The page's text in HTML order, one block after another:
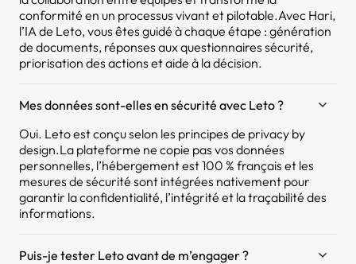
conformité en un processus vivant et pilotable.Avec Hari,
l’IA de Leto, vous êtes guidé à chaque étape : génération
de documents, réponses aux questionnaires sécurité,
priorisation des actions et aide à la décision.
Mes données sont-elles en sécurité avec Leto ?
Oui. Leto est conçu selon les principes de privacy by
design.La plateforme ne copie pas vos données
personnelles, l’hébergement est 100 % français et les
mesures de sécurité sont intégrées nativement pour
garantir la confidentialité, l’intégrité et la traçabilité des
informations.
Puis-je tester Leto avant de m’engager ?